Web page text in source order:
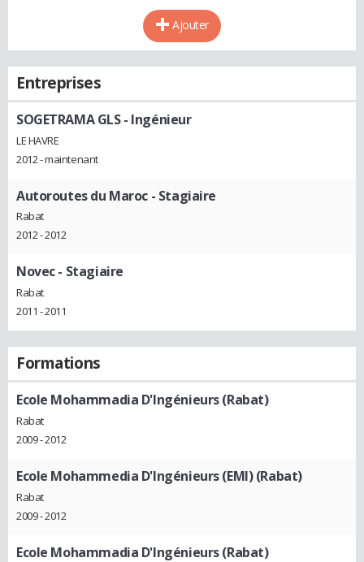
Ajouter
Entreprises
SOGETRAMA GLS- Ingénieur
LE HAVRE
2012 - maintenant
Autoroutes du Maroc - Stagiaire
Rabat
2012 - 2012
Novec- Stagiaire
Rabat
2011 - 2011
Formations
Ecole Mohammadia D'Ingénieurs (Rabat)
Rabat
2009 - 2012
Ecole Mohammedia D'Ingénieurs (EMI) (Rabat)
Rabat
2009 - 2012
Ecole Mohammadia D'Ingénieurs (Rabat)